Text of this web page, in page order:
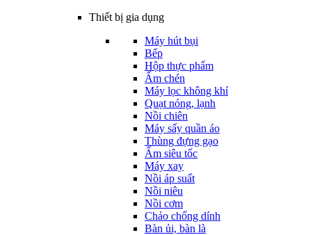
Thiết bị gia dụng
Máy hút bụi
Bếp
Hộp thực phẩm
Ấm chén
Máy lọc không khí
Quạt nóng, lạnh
Nồi chiên
Máy sấy quần áo
Thùng đựng gạo
Ấm siêu tốc
Máy xay
Nồi áp suất
Nồi niêu
Nồi cơm
Chảo chống dính
Bàn ủi, bàn là